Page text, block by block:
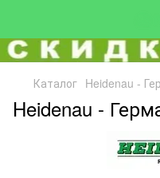
Каталог Heidenau -
Heidenau -